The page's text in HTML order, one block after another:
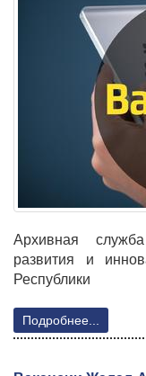
Архивная
развития и
Республики
Подробнее...